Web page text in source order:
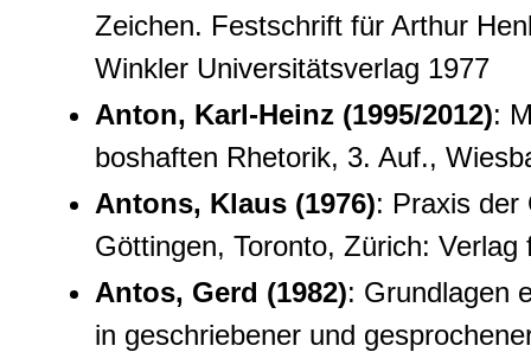
Zeichen. Festschrift für Arthur
Winkler Universitätsverlag 1977
Anton, Karl-Heinz (1995/2012):
boshaften Rhetorik, 3. Auf.,
Antons, Klaus (1976): Praxis der
Göttingen, Toronto, Zürich:
Antos, Gerd (1982): Grundlagen
in geschriebener und